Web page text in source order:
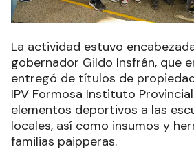
La actividad estuvo
gobernador Gildo Insfrán, que
entregó de títulos de
IPV Formosa Instituto
elementos deportivos a las
locales, así como insumos y
familias paipperas.